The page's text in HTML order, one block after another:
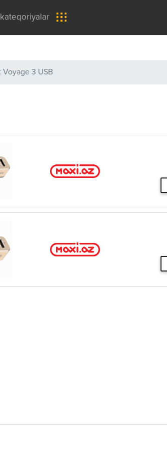
Voyage 3 USB